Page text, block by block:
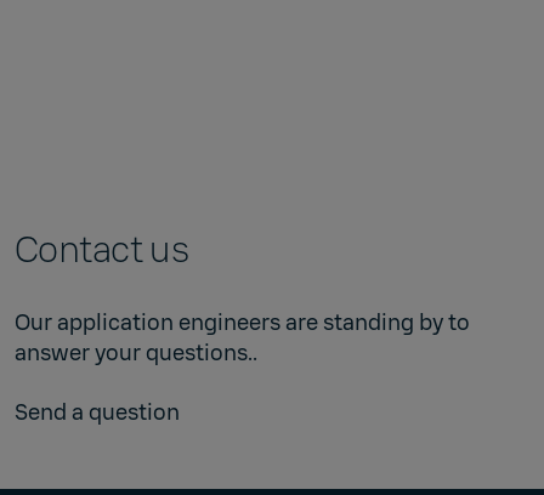
Contact us
Our application engineers are standing by to
answer your questions..
Send a question